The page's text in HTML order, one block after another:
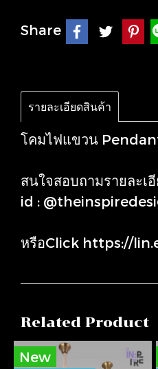
Share
รายละเอียดสินค้า
โคมไฟแขวน
สนใจสอบถามรายละเ
id :
หรือClick https://
Related Product
New